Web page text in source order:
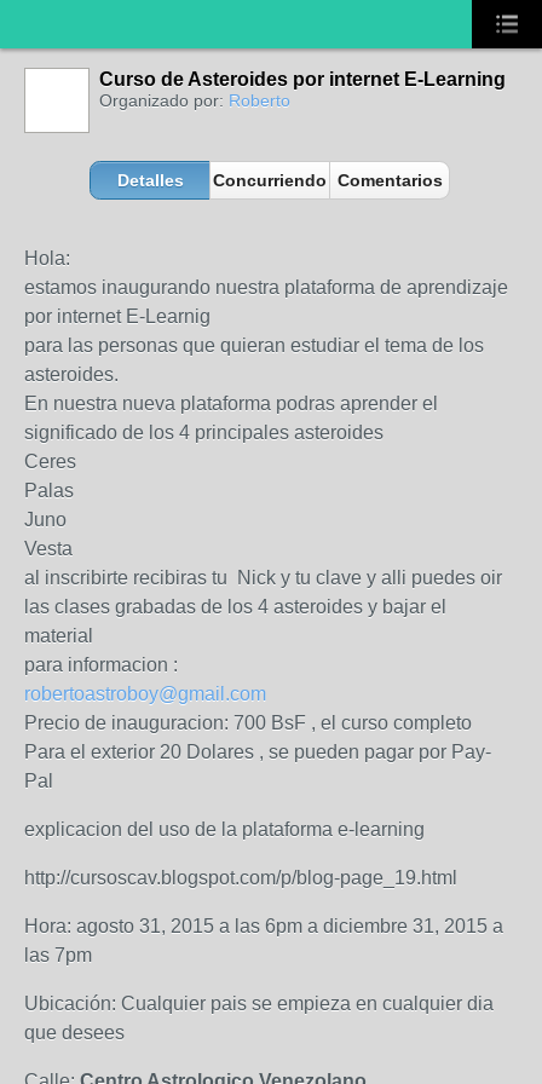
Curso de Asteroides por internet E-Learning
Organizado por: Roberto
Detalles Concurriendo Comentarios
Hola:
estamos inaugurando nuestra plataforma de aprendizaje
por internet E-Learnig
para las personas que quieran estudiar el tema de los
asteroides.
En nuestra nueva plataforma podras aprender el
significado de los 4 principales asteroides
Ceres
Palas
Juno
Vesta
al inscribirte recibiras tu Nick y tu clave y alli puedes oir
las clases grabadas de los 4 asteroides y bajar el
material
para informacion :
robertoastroboy@gmail.com
Precio de inauguracion: 700 BsF , el curso completo
Para el exterior 20 Dolares , se pueden pagar por Pay-
Pal
explicacion del uso de la plataforma e-learning
http://cursoscav.blogspot.com/p/blog-page_19.html
Hora: agosto 31, 2015 a las 6pm a diciembre 31, 2015 a
las 7pm
Ubicación: Cualquier pais se empieza en cualquier dia
que desees